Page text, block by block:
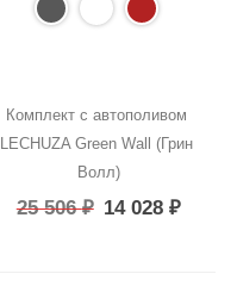
Комплект с автополивом
LECHUZA Green Wall (Грин
Волл)
25 506₽ 14 028₽